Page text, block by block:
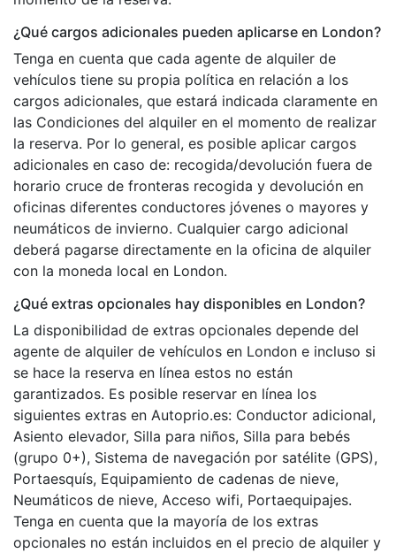
¿Qué cargos adicionales pueden aplicarse en London?
Tenga en cuenta que cada agente de alquiler de
vehículos tiene su propia política en relación a los
cargos adicionales, que estará indicada claramente en
las Condiciones del alquiler en el momento de realizar
la reserva. Por lo general, es posible aplicar cargos
adicionales en caso de: recogida/devolución fuera de
horario cruce de fronteras recogida y devolución en
oficinas diferentes conductores jóvenes o mayores y
neumáticos de invierno. Cualquier cargo adicional
deberá pagarse directamente en la oficina de alquiler
con la moneda local en London.
¿Qué extras opcionales hay disponibles en London?
La disponibilidad de extras opcionales depende del
agente de alquiler de vehículos en London e incluso si
se hace la reserva en línea estos no están
garantizados. Es posible reservar en línea los
siguientes extras en Autoprio.es: Conductor adicional,
Asiento elevador, Silla para niños, Silla para bebés
(grupo 0+), Sistema de navegación por satélite (GPS),
Portaesquís, Equipamiento de cadenas de nieve,
Neumáticos de nieve, Acceso wifi, Portaequipajes.
Tenga en cuenta que la mayoría de los extras
opcionales no están incluidos en el precio de alquiler y